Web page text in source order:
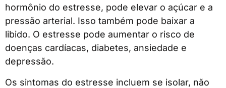
hormônio do estresse, pode elevar o açúcar e a
pressão arterial. Isso também pode baixar a
libido. O estresse pode aumentar o risco de
doenças cardíacas, diabetes, ansiedade e
depressão.
Os sintomas do estresse incluem se isolar, não